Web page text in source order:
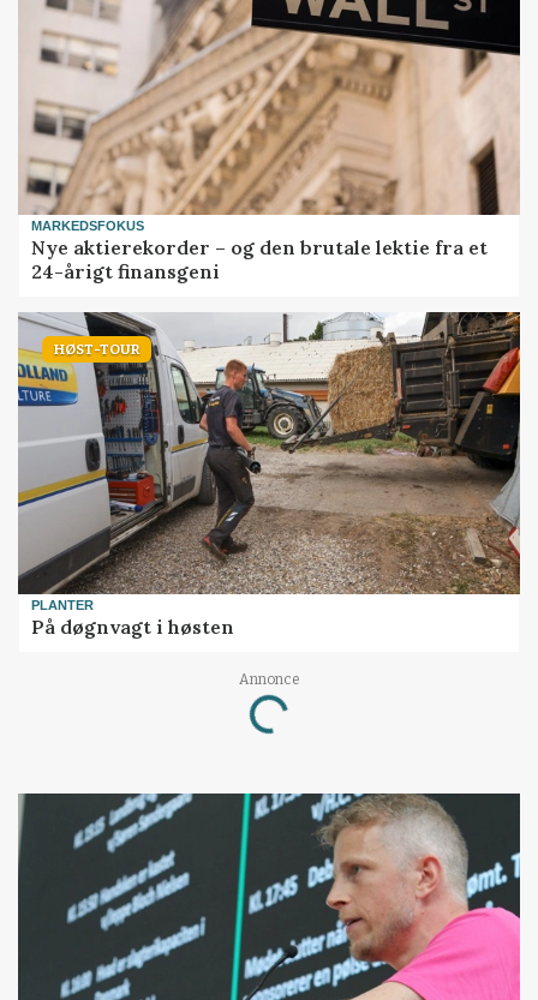
MARKEDSFOKUS
Nye aktierekorder – og den brutale lektie fra et
24-årigt finansgeni
HØST-TOUR
PLANTER
På døgnvagt i høsten
Annonce
Loading...